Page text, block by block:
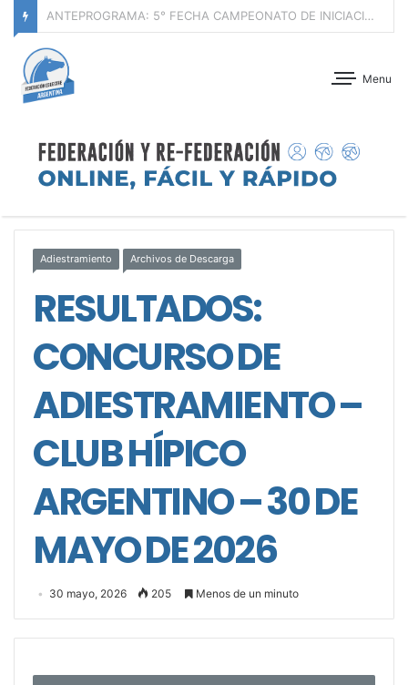
ANTEPROGRAMA: CONCURSO DE ADIESTRAMIENTO – JOCKEY CLUB CÓRDOBA – 29 Y 30 DE AGOSTO DE 2026
Menu
Adiestramiento Archivos de Descarga
RESULTADOS:
CONCURSO DE
ADIESTRAMIENTO –
CLUB HÍPICO
ARGENTINO – 30 DE
MAYO DE 2026
30 mayo, 2026 205 Menos de un minuto